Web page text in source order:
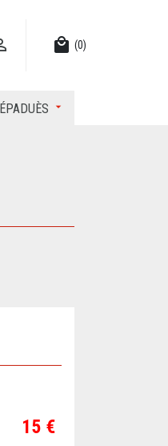
local_mall (0)
Prix
15 €